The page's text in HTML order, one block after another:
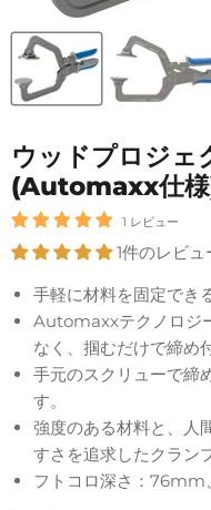
ウッドプロジ
(Automaxx仕
1 レビュー
1件のレビュ
手軽に材料を固定でき
Automaxxテクノロジ
なく、掴むだけで締め
手元のスクリューで締
す。
強度のある材料と、人
すさを追求したクラン
フトコロ深さ：